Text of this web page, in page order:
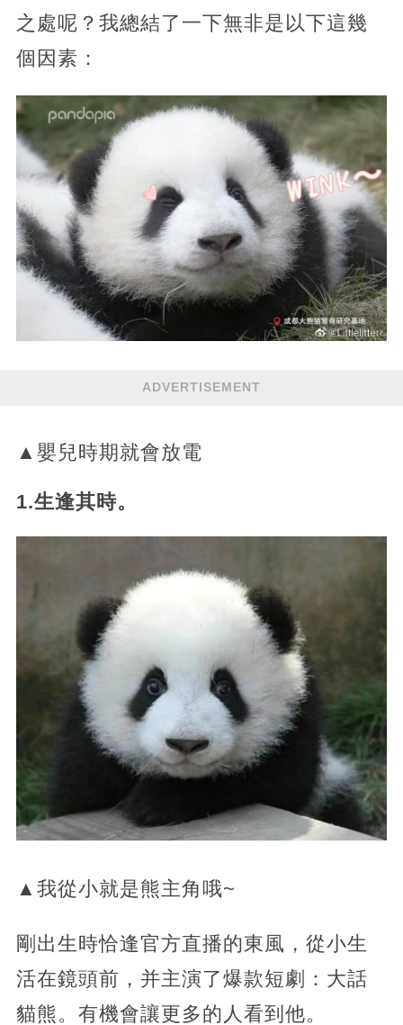
之處呢？我總結了一下無非是以下這幾
個因素：
ADVERTISEMENT
▲嬰兒時期就會放電
1.生逢其時。
▲我從小就是熊主角哦~
剛出生時恰逢官方直播的東風，從小生
活在鏡頭前，并主演了爆款短劇：大話
貓熊。有機會讓更多的人看到他。